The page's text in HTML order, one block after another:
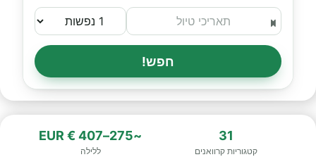
חפש!
31
קטגוריות קרוואנים
~275–407 € EUR
ללילה